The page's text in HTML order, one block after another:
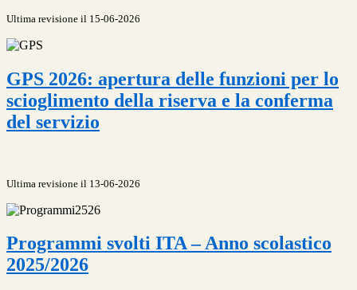
Ultima revisione il 15-06-2026
GPS 2026: apertura delle funzioni per lo
scioglimento della riserva e la conferma
del servizio
Ultima revisione il 13-06-2026
Programmi svolti ITA – Anno scolastico
2025/2026